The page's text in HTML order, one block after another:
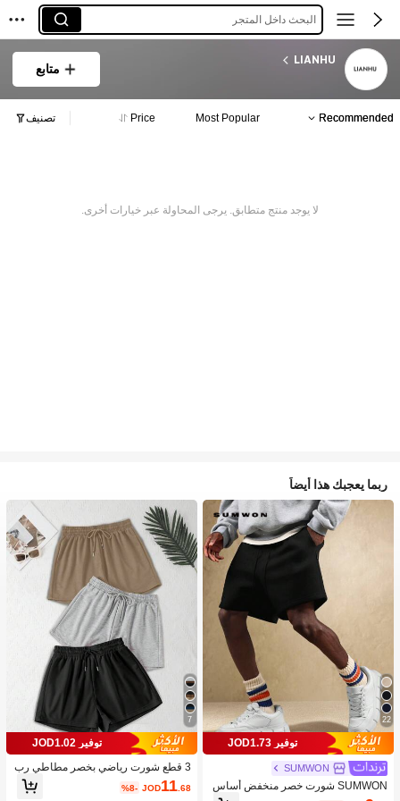
البحث داخل المتجر
LIANHU
متابع
Recommended
Most Popular
Price تصنيف
لا يوجد منتج متطابق. يرجى المحاولة عبر خيارات أخرى.
ربما يعجبك هذا أيضاً
22
توفير JOD1.73
SUMWON
SUMWON شورت خصر منخفض أساس
ي فضفاض بارتياح، بيرمودا ملابس منزلي
7
توفير JOD1.02
3 قطع شورت رياضي بخصر مطاطي رب
طة فضفاض بلون واحد
JOD11.68
%8-